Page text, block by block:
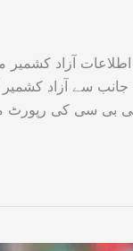
آزاد
سے آزاد
بی سی کی رپورٹ